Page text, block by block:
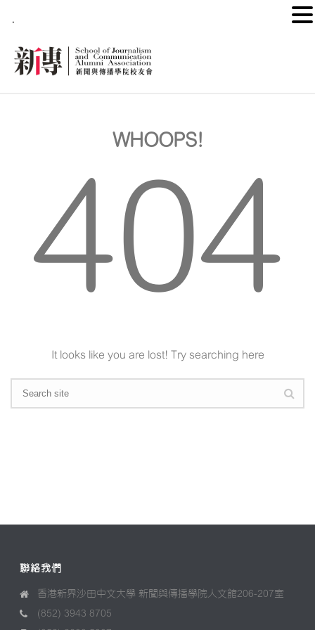
WHOOPS!
404
It looks like you are lost! Try searching here
聯絡我們
香港新界沙田中文大學 新聞與傳播學院人文館206-207室
(852) 3943 8705
.